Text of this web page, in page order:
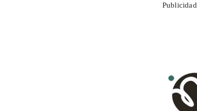
Publicidad